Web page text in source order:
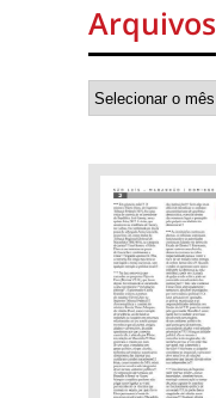
Arquivos